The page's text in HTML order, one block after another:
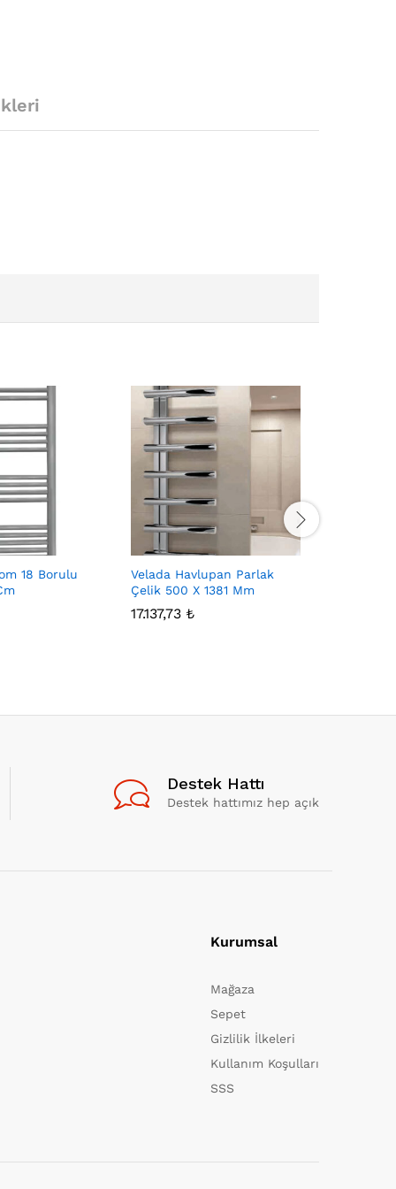
18 Borulu
Velada Havlupan Parlak
Çelik 500 X 1381 Mm
17.137,73 ₺
Destek Hattı
Destek hattımız hep açık
Kurumsal
Mağaza
Sepet
Gizlilik İlkeleri
Kullanım Koşulları
SSS